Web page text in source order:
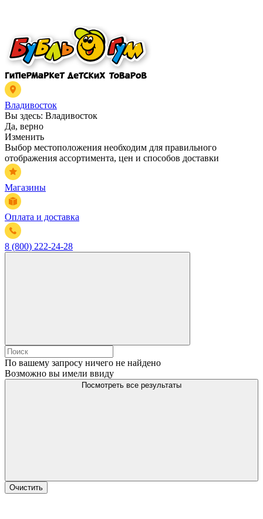
Владивосток
Вы здесь: Владивосток
Да, верно
Изменить
Выбор местоположения необходим для правильного
отображения ассортимента, цен и способов доставки
Магазины
Оплата и доставка
8 (800) 222-24-28
По вашему запросу ничего не найдено
Возможно вы имели ввиду
Посмотреть все результаты
Очистить